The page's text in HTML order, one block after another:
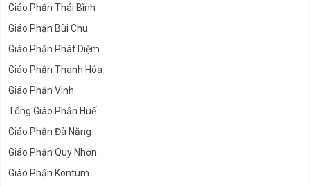
Giáo Phận Thái Bình
Giáo Phận Bùi Chu
Giáo Phận Phát Diệm
Giáo Phận Thanh Hóa
Giáo Phận Vinh
Tổng Giáo Phận Huế
Giáo Phận Đà Nẵng
Giáo Phận Quy Nhơn
Giáo Phận Kontum